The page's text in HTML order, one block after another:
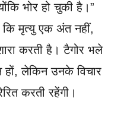
भोर हो चुकी है।”
कि मृत्यु एक अंत नहीं,
करती है। टैगोर भले
हों, लेकिन उनके विचार
करती रहेंगी।